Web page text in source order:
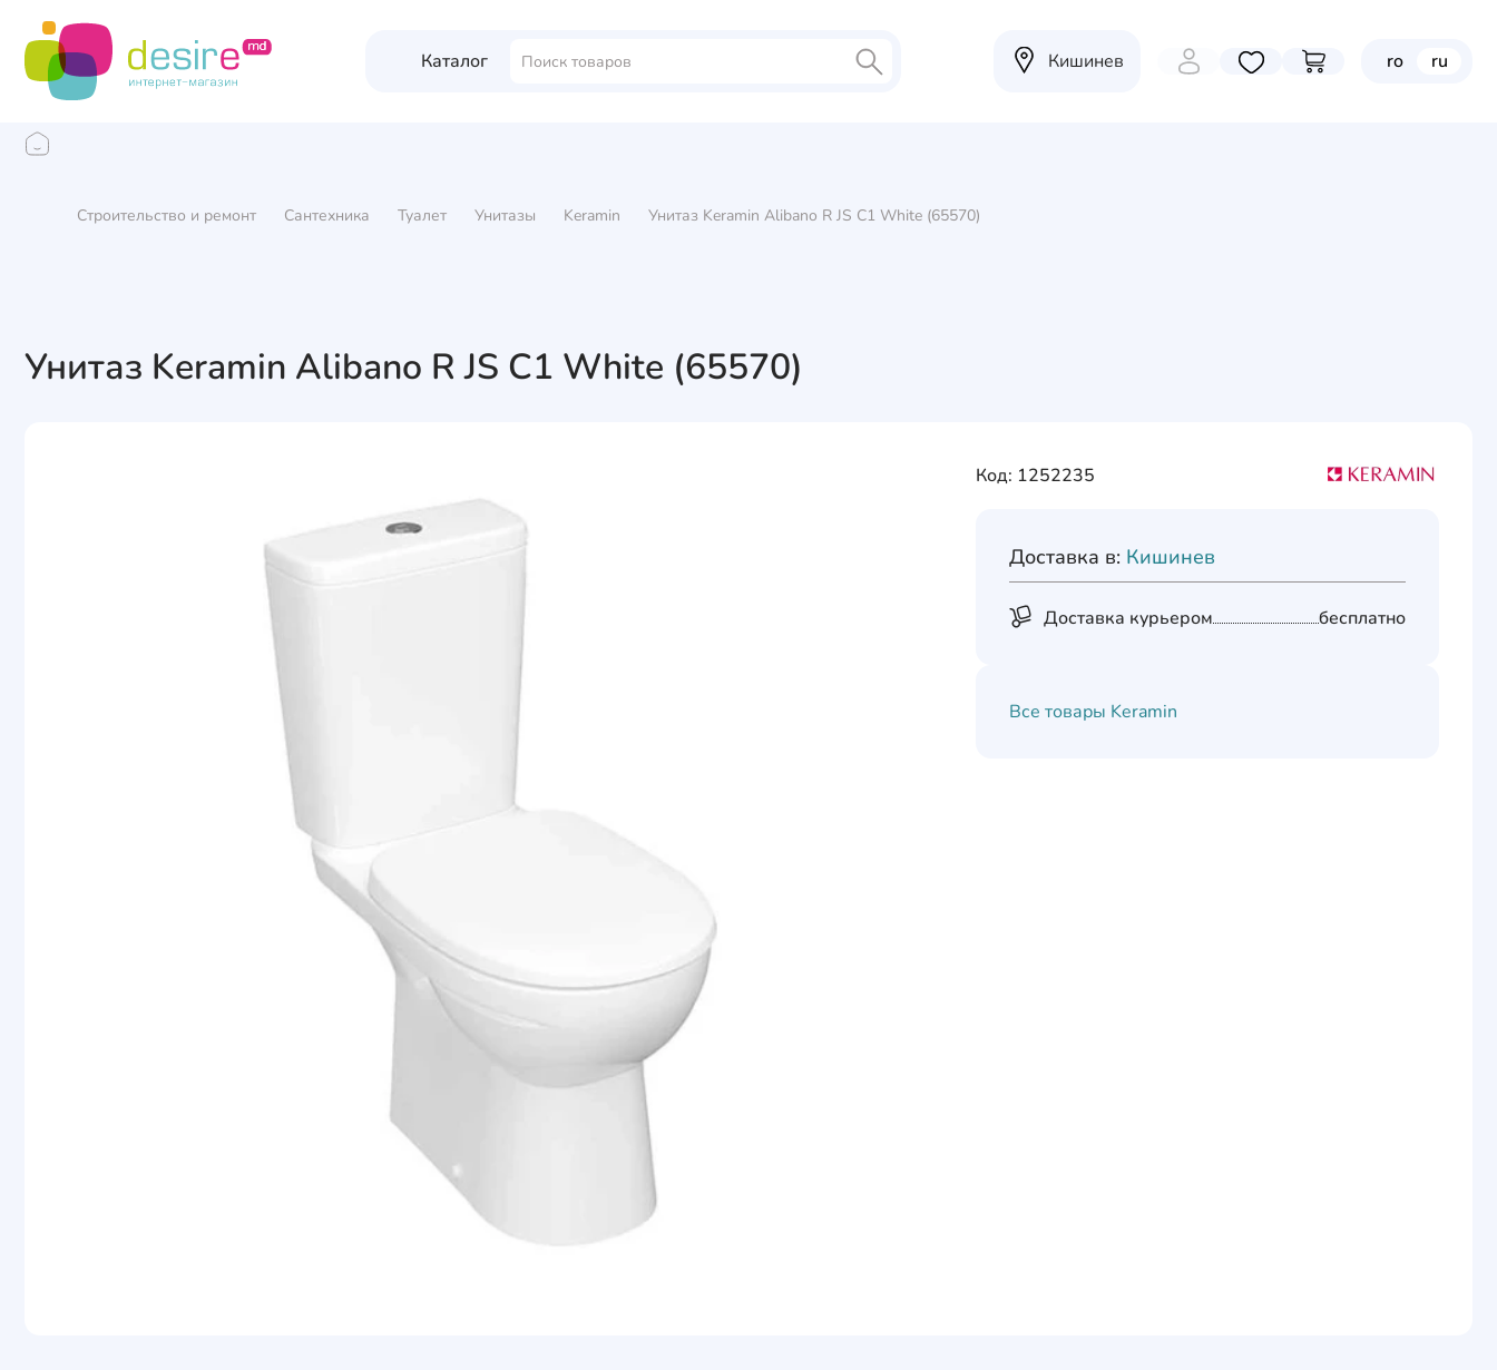
Каталог Кишинев Избранные товары
Перейти в корзину
ro ru
Строительство и ремонт Сантехника Туалет Унитазы Keramin Унитаз Keramin Alibano R JS C1 White (65570)
Унитаз Keramin Alibano R JS C1 White (65570)
Код: 1252235
Доставка в: Кишинев
Доставка курьером бесплатно
Все товары Keramin